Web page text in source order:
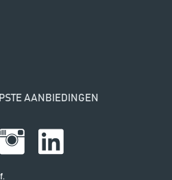
AANBIEDINGEN